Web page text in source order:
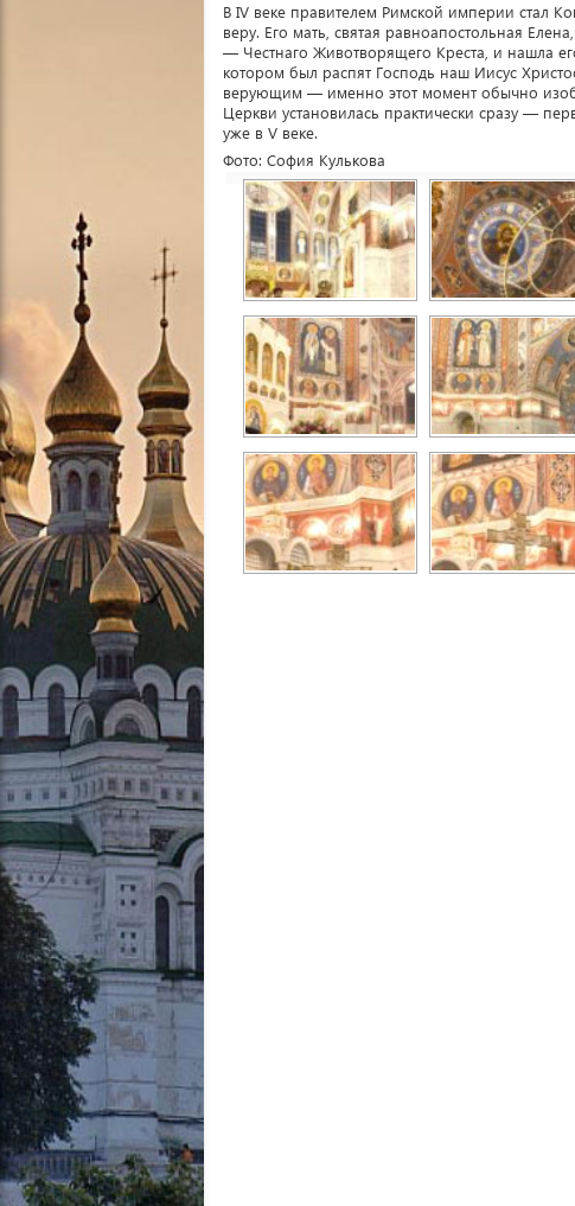
В IV веке правителем Римской империи стал
веру. Его мать, святая равноапостольная
— Честнаго Животворящего Креста, и нашла
котором был распят Господь наш Иисус
верующим — именно этот момент обычно
Церкви установилась практически сразу —
уже в V веке.
Фото: София Кулькова